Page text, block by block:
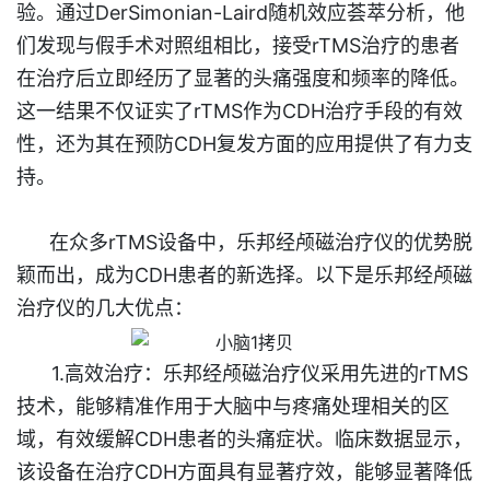
验。通过DerSimonian-Laird随机效应荟萃分析，他
们发现与假手术对照组相比，接受rTMS治疗的患者
在治疗后立即经历了显著的头痛强度和频率的降低。
这一结果不仅证实了rTMS作为CDH治疗手段的有效
性，还为其在预防CDH复发方面的应用提供了有力支
持。
在众多rTMS设备中，乐邦经颅磁治疗仪的优势脱
颖而出，成为CDH患者的新选择。以下是乐邦经颅磁
治疗仪的几大优点：
1.高效治疗：乐邦经颅磁治疗仪采用先进的rTMS
技术，能够精准作用于大脑中与疼痛处理相关的区
域，有效缓解CDH患者的头痛症状。临床数据显示，
该设备在治疗CDH方面具有显著疗效，能够显著降低